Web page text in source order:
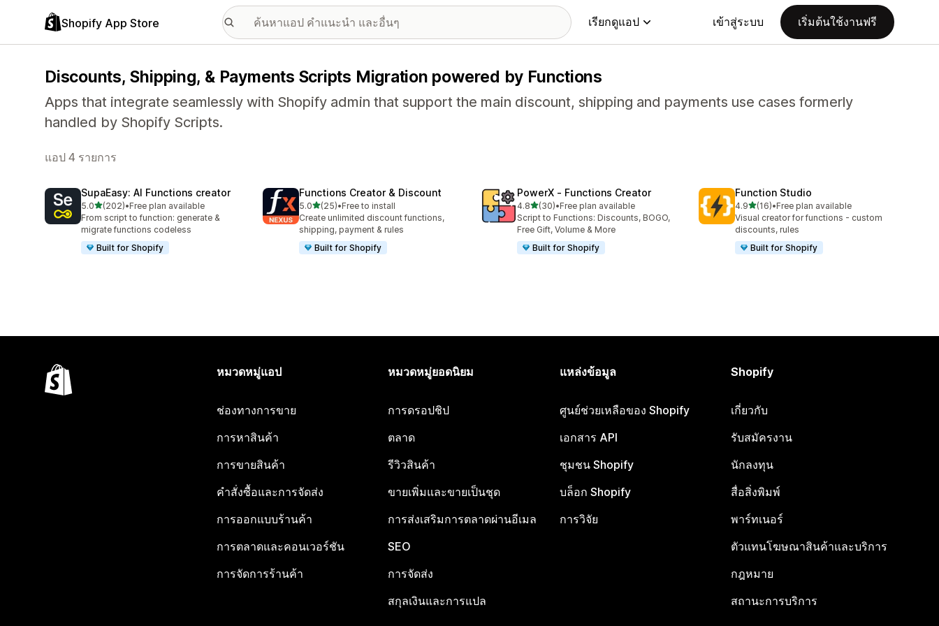
Shopify App Store เรียกดูแอป เข้าสู่ระบบ เริ่มต้นใช้งานฟรี
Discounts, Shipping, & Payments Scripts Migration powered by Functions
Apps that integrate seamlessly with Shopify admin that support the main discount, shipping and payments use cases formerly
handled by Shopify Scripts.
แอป 4 รายการ
SupaEasy: AI Functions creator
5.0เต็ม 5 ดาว
(202)
ทั้งหมด 202 รีวิว
•Free plan available
From script to function: generate &
migrate functions codeless
Built for Shopify
Functions Creator & Discount
5.0เต็ม 5 ดาว
(25)
ทั้งหมด 25 รีวิว
•Free to install
Create unlimited discount functions,
shipping, payment & rules
Built for Shopify
PowerX ‑ Functions Creator
4.8เต็ม 5 ดาว
(30)
ทั้งหมด 30 รีวิว
•Free plan available
Script to Functions: Discounts, BOGO,
Free Gift, Volume & More
Built for Shopify
Function Studio
4.9เต็ม 5 ดาว
(16)
ทั้งหมด 16 รีวิว
•Free plan available
Visual creator for functions - custom
discounts, rules
Built for Shopify
หมวดหมู่แอป
ช่องทางการขาย
การหาสินค้า
การขายสินค้า
คำสั่งซื้อและการจัดส่ง
การออกแบบร้านค้า
การตลาดและคอนเวอร์ชัน
การจัดการร้านค้า
หมวดหมู่ยอดนิยม
การดรอปชิป
ตลาด
รีวิวสินค้า
ขายเพิ่มและขายเป็นชุด
การส่งเสริมการตลาดผ่านอีเมล
SEO
การจัดส่ง
สกุลเงินและการแปล
แหล่งข้อมูล
ศูนย์ช่วยเหลือของ Shopify
เอกสาร API
ชุมชน Shopify
บล็อก Shopify
การวิจัย
Shopify
เกี่ยวกับ
รับสมัครงาน
นักลงทุน
สื่อสิ่งพิมพ์
พาร์ทเนอร์
ตัวแทนโฆษณาสินค้าและบริการ
กฎหมาย
สถานะการบริการ